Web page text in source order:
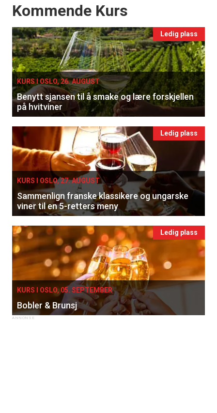
Events
Kommende Kurs
Ledig plass
KURS I OSLO, 26. AUGUST
Benytt sjansen til å smake og lære forskjellen
på hvitviner
Ledig plass
KURS I OSLO, 27. AUGUST
Sammenlign franske klassikere og ungarske
viner til en 5-retters meny
Ledig plass
KURS I OSLO, 05. SEPTEMBER
Bobler & Brunsj